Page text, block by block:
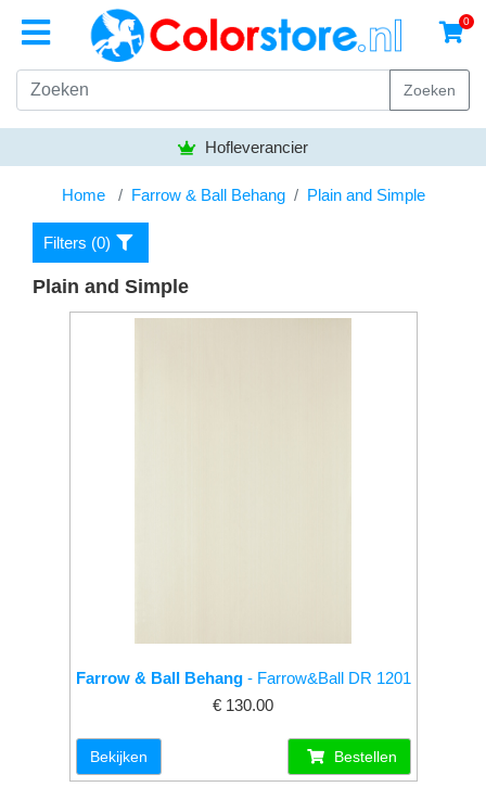
0
Zoeken
Hofleverancier
Home Farrow & Ball Behang Plain and Simple
Filters (0)
Plain and Simple
Farrow & Ball Behang- Farrow&Ball DR 1201
€ 130.00
Bekijken Bestellen